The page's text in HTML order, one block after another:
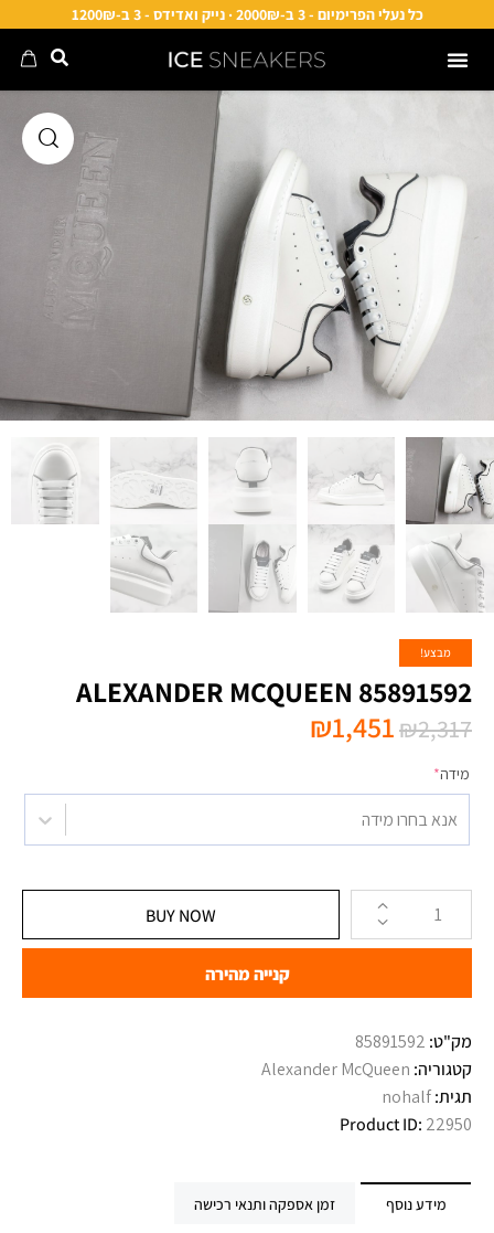
כל נעלי הפרימיום - 3 ב-2000₪ · נייק ואדידס - 3 ב-1200₪
מבצע!
ALEXANDER MCQUEEN 85891592
₪2,317
₪1,451
מידה*
אנא בחרו מידה
BUY NOW
קנייה מהירה
מק"ט: 85891592
קטגוריה: Alexander McQueen
תגית:nohalf
Product ID: 22950
מידע נוסף זמן אספקה ותנאי רכישה